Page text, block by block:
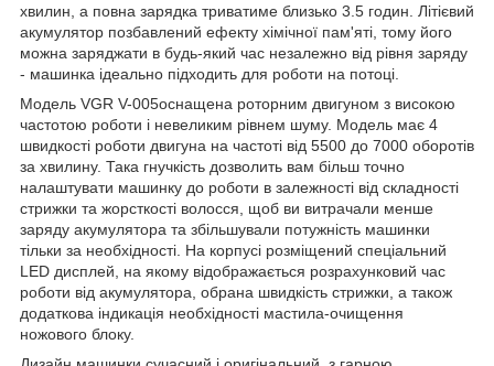
хвилин, а повна зарядка триватиме близько 3.5 годин. Літієвий
акумулятор позбавлений ефекту хімічної пам'яті, тому його
можна заряджати в будь-який час незалежно від рівня заряду
- машинка ідеально підходить для роботи на потоці.
Модель VGR V-005оснащена роторним двигуном з високою
частотою роботи і невеликим рівнем шуму. Модель має 4
швидкості роботи двигуна на частоті від 5500 до 7000 оборотів
за хвилину. Така гнучкість дозволить вам більш точно
налаштувати машинку до роботи в залежності від складності
стрижки та жорсткості волосся, щоб ви витрачали менше
заряду акумулятора та збільшували потужність машинки
тільки за необхідності. На корпусі розміщений спеціальний
LED дисплей, на якому відображається розрахунковий час
роботи від акумулятора, обрана швидкість стрижки, а також
додаткова індикація необхідності мастила-очищення
ножового блоку.